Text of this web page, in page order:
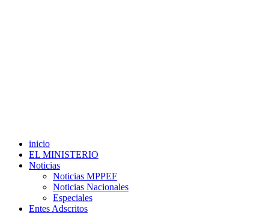
inicio
EL MINISTERIO
Noticias
Noticias MPPEF
Noticias Nacionales
Especiales
Entes Adscritos